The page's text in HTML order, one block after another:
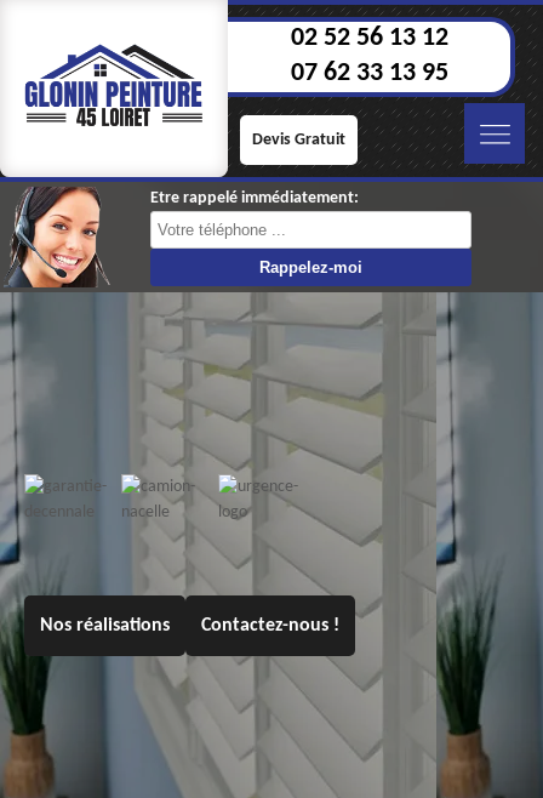
02 52 56 13 12
07 62 33 13 95
Devis Gratuit
Etre rappelé immédiatement:
Nos réalisations Contactez-nous !